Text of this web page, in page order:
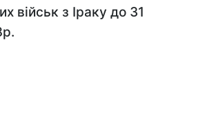
військ з Іраку до 31